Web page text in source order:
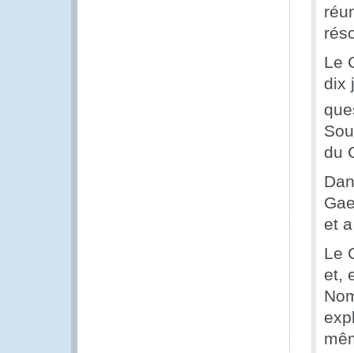
Le
dix
du
et
Le
et,